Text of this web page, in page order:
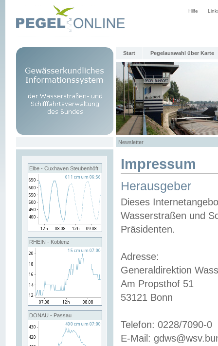
Hilfe
Start Pegelauswahl über Karte
Newsletter
Elbe - Cuxhaven Steubenhöft
RHEIN - Koblenz
DONAU - Passau
Impressum
Herausgeber
Dieses
Wasserstraßen und
Präsidenten.
Adresse:
Generaldirektion
Am Propsthof 51
53121 Bonn
Telefon: 0228/7090-0
E-Mail: